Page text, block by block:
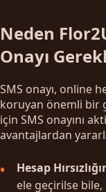
Neden
Onayı
SMS onayı, online
koruyan önemli bir
için SMS onayını
avantajlardan
Hesap
ele geçirilse bile,